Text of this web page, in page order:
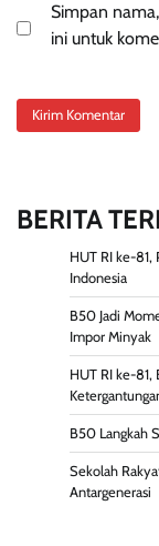
Simpan
ini untuk
BERITA
HUT RI ke-
Indonesia
B50 Jadi
Impor Minyak
HUT RI ke-81,
B50 Langkah
Sekolah
Antargenerasi